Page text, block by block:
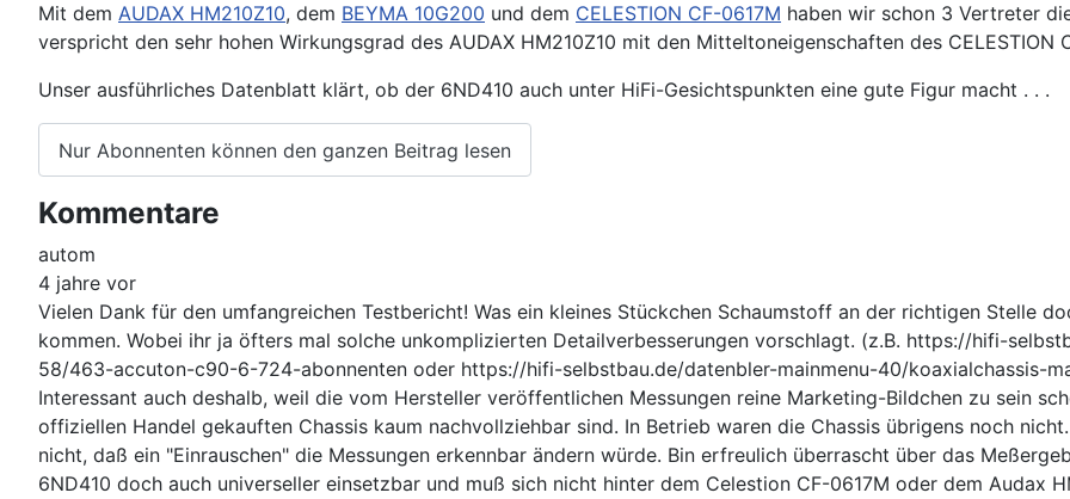
Mit dem AUDAX HM210Z10, dem BEYMA 10G200 und dem CELESTION CF-0617M haben wir schon 3 Vertreter
verspricht den sehr hohen Wirkungsgrad des AUDAX HM210Z10 mit den Mitteltoneigenschaften des CELESTION
Unser ausführliches Datenblatt klärt, ob der 6ND410 auch unter HiFi-Gesichtspunkten eine gute Figur macht . . .
Nur Abonnenten können den ganzen Beitrag lesen
Kommentare
autom
4 jahre vor
Vielen Dank für den umfangreichen Testbericht! Was ein kleines Stückchen Schaumstoff an der richtigen Stelle
kommen. Wobei ihr ja öfters mal solche unkomplizierten Detailverbesserungen vorschlagt. (z.B. https://hifi-
58/463-accuton-c90-6-724-abonnenten oder https://hifi-selbstbau.de/datenbler-mainmenu-40/koaxialchassis-
Interessant auch deshalb, weil die vom Hersteller veröffentlichen Messungen reine Marketing-Bildchen zu sein
offiziellen Handel gekauften Chassis kaum nachvollziehbar sind. In Betrieb waren die Chassis übrigens noch
nicht, daß ein "Einrauschen" die Messungen erkennbar ändern würde. Bin erfreulich überrascht über das
6ND410 doch auch universeller einsetzbar und muß sich nicht hinter dem Celestion CF-0617M oder dem Audax